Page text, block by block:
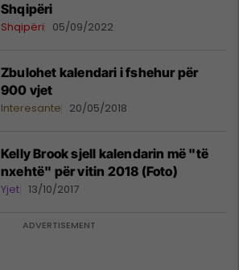
Shqipëri
Shqipëri 05/09/2022
Zbulohet kalendari i fshehur për
900 vjet
Interesante 20/05/2018
Kelly Brook sjell kalendarin më "të
nxehtë" për vitin 2018 (Foto)
Yjet 13/10/2017